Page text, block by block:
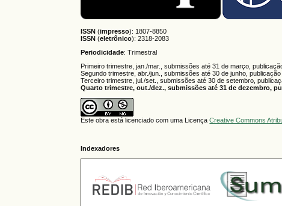
ISSN (impresso): 1807-8850
ISSN (eletrônico):2318-2083
Periodicidade: Trimestral
Primeiro trimestre, jan./mar., submissões até 31 de março,
Segundo trimestre, abr./jun., submissões até 30 de junho,
Terceiro trimestre, jul./set., submissões até 30 de setembro,
Quarto trimestre, out./dez., submissões até 31 de dezembro,
Este obra está licenciado com uma LicençaCreative Commons
Indexadores